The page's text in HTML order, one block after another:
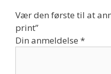
Vær den første til at
print”
Din anmeldelse *